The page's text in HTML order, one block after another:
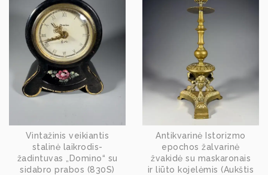
Vintažinis veikiantis
stalinė laikrodis-
žadintuvas „Domino“ su
sidabro prabos (830S)
Antikvarinė Istorizmo
epochos žalvarinė
žvakidė su maskaronais
ir liūto kojelėmis (Aukštis